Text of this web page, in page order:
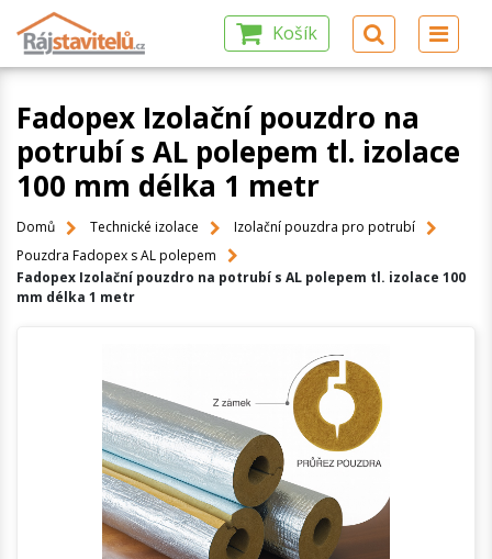
Košík
Fadopex Izolační pouzdro na
potrubí s AL polepem tl. izolace
100 mm délka 1 metr
Domů Technické izolace
Izolační pouzdra pro potrubí
Pouzdra Fadopex s AL polepem
Fadopex Izolační pouzdro na potrubí s AL polepem tl. izolace 100
mm délka 1 metr